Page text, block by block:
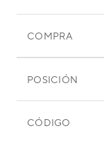
COMPRA
POSICIÓN
CÓDIGO